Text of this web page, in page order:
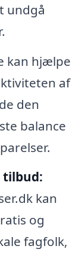
undgå
kan hjælpe
af
den
balance
tilbud:
kan
og
fagfolk,